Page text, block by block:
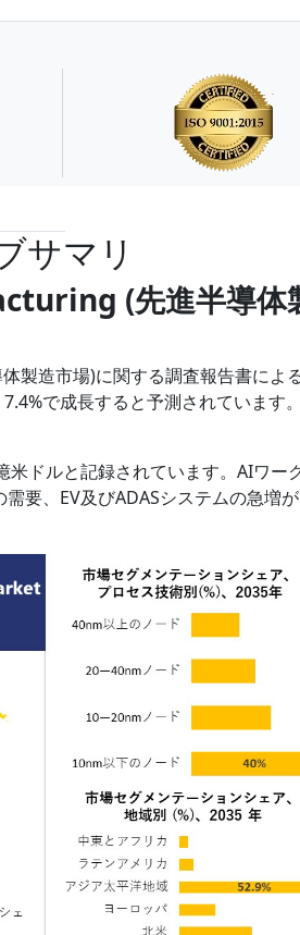
サマリ
(先進半導体
造市場)に関する調査報告書によ
で成長すると予測されています
米ドルと記録されています。AIワー
要、EV及びADASシステムの急増